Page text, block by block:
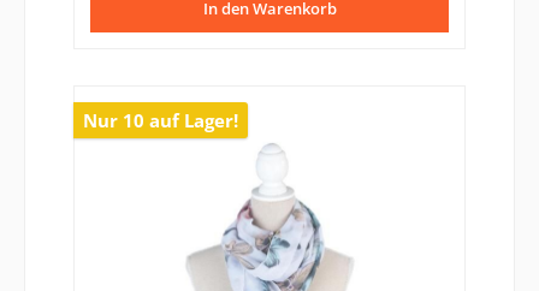
In den Warenkorb
Nur 10 auf Lager!